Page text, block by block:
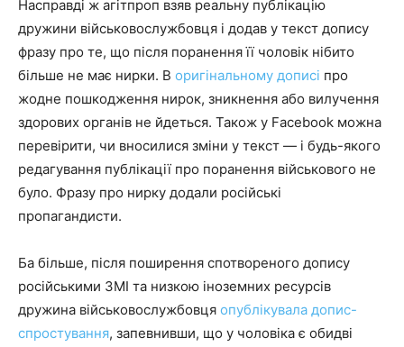
Насправді ж агітпроп взяв реальну публікацію
дружини військовослужбовця і додав у текст допису
фразу про те, що після поранення її чоловік нібито
більше не має нирки. В оригінальному дописі про
жодне пошкодження нирок, зникнення або вилучення
здорових органів не йдеться. Також у Facebook можна
перевірити, чи вносилися зміни у текст — і будь-якого
редагування публікації про поранення військового не
було. Фразу про нирку додали російські
пропагандисти.
Ба більше, після поширення спотвореного допису
російськими ЗМІ та низкою іноземних ресурсів
дружина військовослужбовця опублікувала допис-
спростування, запевнивши, що у чоловіка є обидві